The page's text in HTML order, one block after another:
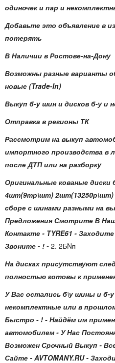
одиночек и пар и
Добавьте это объявление в
потерять
В Наличии в Ростове-на-Дону
Возможны разные варианты
новые (Trade-In)
Выкуп б-у шин и дисков б-у и
Отправка в регионы ТК
Рассмотрим на выкуп
импортного производства в
после ДТП или на разборку
Оригинальные кованые диски
4шт(9тр\шт)
сборе с шинами разными на
Предложения Смотрите В
Контакте - TYRE61 -
Звоните - ! - 2. 2БNп
На дисках присутствуют
полностью готовы к
У Вас остались б\у шины и б-
некомплектные или в
Быстро - ! - Найдём им
автомобилем - У Нас
Возможен Срочный Выкуп -
Сайте - AVTOMANY.RU -